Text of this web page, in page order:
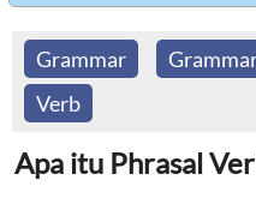
Grammar
Verb
Apa itu Phrasal